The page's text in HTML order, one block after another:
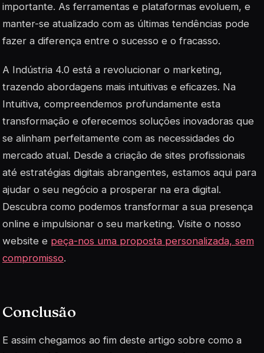
importante. As ferramentas e plataformas evoluem, e
manter-se atualizado com as últimas tendências pode
fazer a diferença entre o sucesso e o fracasso.
A Indústria 4.0 está a revolucionar o marketing,
trazendo abordagens mais intuitivas e eficazes. Na
Intuitiva, compreendemos profundamente esta
transformação e oferecemos soluções inovadoras que
se alinham perfeitamente com as necessidades do
mercado atual. Desde a criação de sites profissionais
até estratégias digitais abrangentes, estamos aqui para
ajudar o seu negócio a prosperar na era digital.
Descubra como podemos transformar a sua presença
online e impulsionar o seu marketing. Visite o nosso
website e peça-nos uma proposta personalizada, sem
compromisso.
Conclusão
E assim chegamos ao fim deste artigo sobre como a